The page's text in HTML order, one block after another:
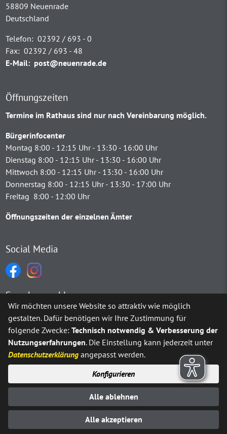
58809 Neuenrade
Deutschland
Telefon: 02392 / 693 - 0
Fax: 02392 / 693 - 48
E-Mail: post@neuenrade.de
Öffnungszeiten
Termine im Rathaus sind nur nach Vereinbarung möglich.
Bürgerinfocenter
Montag 8:00 - 12:15 Uhr - 13:30 - 16:00 Uhr
Dienstag 8:00 - 12:15 Uhr - 13:30 - 16:00 Uhr
Mittwoch 8:00 - 12:15 Uhr - 13:30 - 16:00 Uhr
Donnerstag 8:00 - 12:15 Uhr - 13:30 - 17:00 Uhr
Freitag 8:00 - 12:00 Uhr
Öffnungszeiten der einzelnen Ämter
Social Media
Sprachauswahl
Möchten Sie vonGoogle Translate bereitgestellte externe
Ja Immer
© Stadt Neuenrade 2025
Impressum Datenschutz
Erklärung zur Barrierefreiheit Kontakt
Wir möchten unsere Website so attraktiv wie möglich
gestalten. Dafür benötigen wir Ihre Zustimmung für
folgende Zwecke:Technisch notwendig & Verbesserung der
Nutzungserfahrungen. Die Einstellung kann jederzeit unter
Datenschutzerklärung angepasst werden.
Konfigurieren
Alle ablehnen
Alle akzeptieren